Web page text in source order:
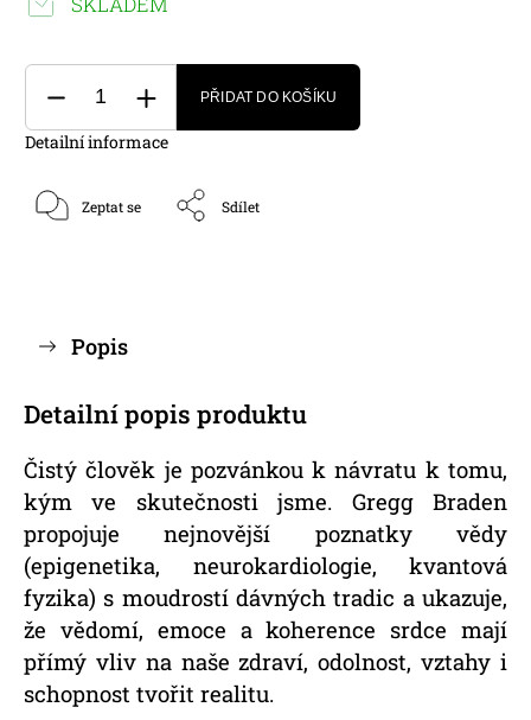
PŘIDAT DO KOŠÍKU
Detailní informace
Zeptat se Sdílet
Popis
Detailní popis produktu
Čistý člověk je pozvánkou k návratu k tomu,
kým ve skutečnosti jsme. Gregg Braden
propojuje nejnovější poznatky vědy
(epigenetika, neurokardiologie, kvantová
fyzika) s moudrostí dávných tradic a ukazuje,
že vědomí, emoce a koherence srdce mají
přímý vliv na naše zdraví, odolnost, vztahy i
schopnost tvořit realitu.